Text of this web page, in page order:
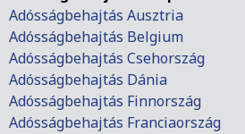
Adósságbehajtás Ausztria
Adósságbehajtás Belgium
Adósságbehajtás Csehország
Adósságbehajtás Dánia
Adósságbehajtás Finnország
Adósságbehajtás Franciaország